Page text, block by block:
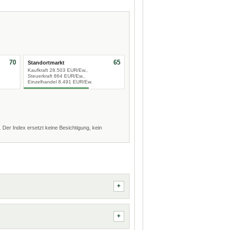
70 Standortmarkt
Kaufkraft 28.503 EUR/Ew.,
Steuerkraft 864 EUR/Ew.,
Einzelhandel 8.491 EUR/Ew.
65
. Der Index ersetzt keine Besichtigung, kein